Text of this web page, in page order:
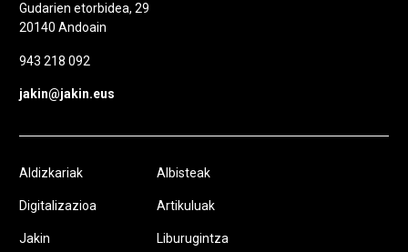
Gudarien etorbidea, 29
20140 Andoain
943 218 092
jakin@jakin.eus
Aldizkariak
Digitalizazioa
Jakin
Albisteak
Artikuluak
Liburugintza